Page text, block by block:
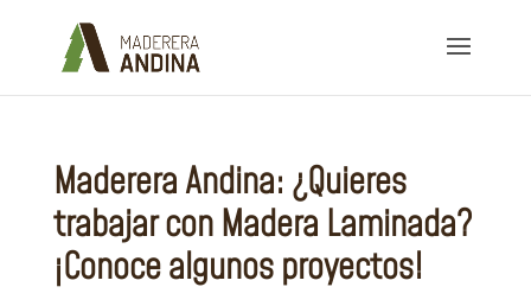
Maderera Andina: ¿Quieres
trabajar con Madera Laminada?
¡Conoce algunos proyectos!